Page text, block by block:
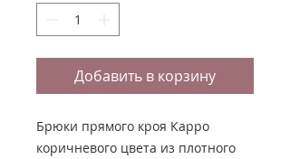
Добавить в корзину
Брюки прямого кроя Карро
коричневого цвета из плотного